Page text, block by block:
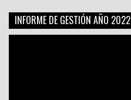
INFORME DE GESTIÓN AÑO 2022